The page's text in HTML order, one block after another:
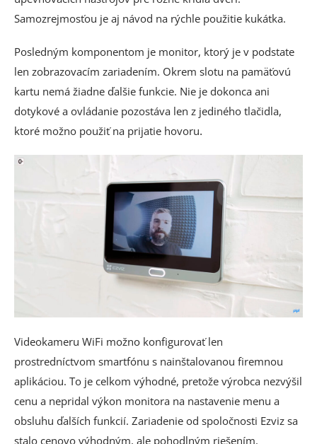
Samozrejmosťou je aj návod na rýchle použitie kukátka.
Posledným komponentom je monitor, ktorý je v podstate
len zobrazovacím zariadením. Okrem slotu na pamäťovú
kartu nemá žiadne ďalšie funkcie. Nie je dokonca ani
dotykové a ovládanie pozostáva len z jediného tlačidla,
ktoré možno použiť na prijatie hovoru.
Videokameru WiFi možno konfigurovať len
prostredníctvom smartfónu s nainštalovanou firemnou
aplikáciou. To je celkom výhodné, pretože výrobca nezvýšil
cenu a nepridal výkon monitora na nastavenie menu a
obsluhu ďalších funkcií. Zariadenie od spoločnosti Ezviz sa
stalo cenovo výhodným, ale pohodlným riešením.